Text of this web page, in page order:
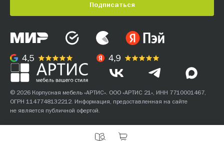
Подписаться
© 2026 Корпусная мебель «АРТИС». ООО «АРТИС 21», ИНН 7710001467,
ОГРН 1147748132212. Информация, предоставленная на сайте
не является публичной офертой.